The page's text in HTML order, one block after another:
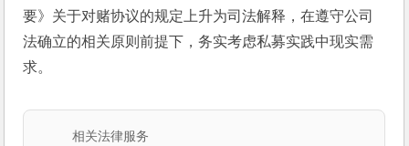
要》关于对赌协议的规定上升为司法解释，在遵守公司
法确立的相关原则前提下，务实考虑私募实践中现实需
求。
相关法律服务